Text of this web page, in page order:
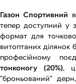
Газон Спортивний
тепер доступний у
формат для
витоптаних ділянок
професійному
тонконогу (20%),
"броньований"